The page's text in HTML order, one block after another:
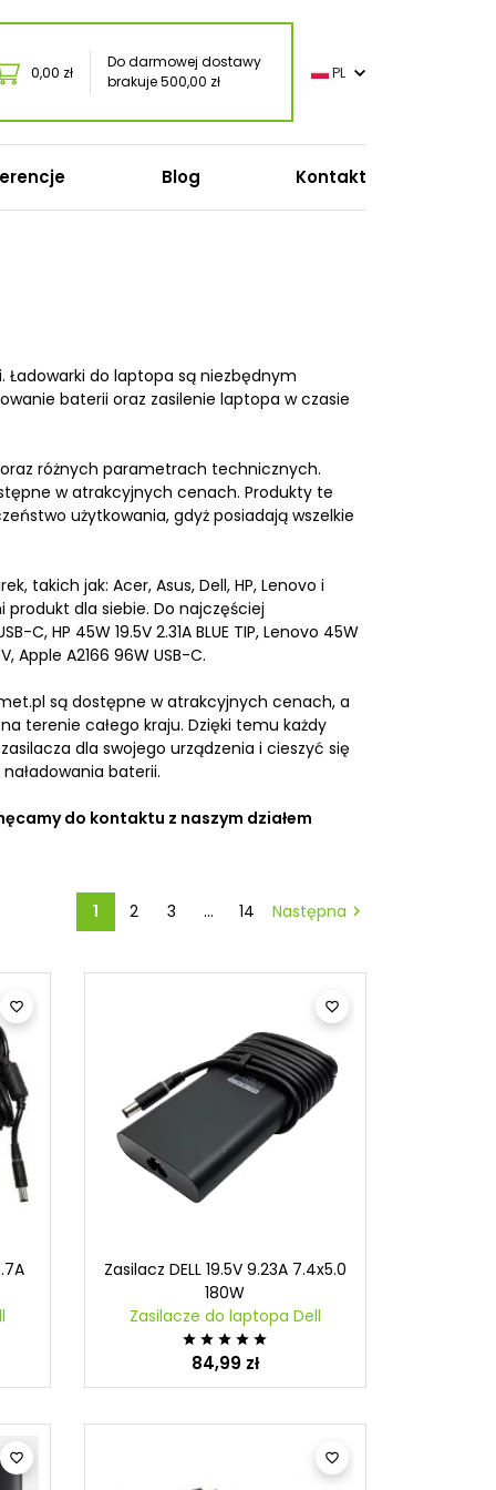
0,00 zł
Do darmowej dostawy
brakuje 500,00 zł
PL
Przejściówki / Adaptery
Adapter Displayport
Adapter HDMI
Adapter Mini Displayport
Karta sieciowa
Blog Kontakt
do laptopa są niezbędnym
baterii oraz zasilenie laptopa w czasie
różnych parametrach technicznych.
w atrakcyjnych cenach. Produkty te
użytkowania, gdyż posiadają wszelkie
takich jak: Acer, Asus, Dell, HP, Lenovo i
dla siebie. Do najczęściej
HP 45W 19.5V 2.31A BLUE TIP, Lenovo 45W
Apple A2166 96W USB-C.
są dostępne w atrakcyjnych cenach, a
terenie całego kraju. Dzięki temu każdy
dla swojego urządzenia i cieszyć się
baterii.
do kontaktu z naszym działem
1 2 3 … 14 Następna 
 
Zasilacz DELL 19.5V 9.23A 7.4x5.0
180W
Zasilacze do laptopa Dell
    
84,99 zł
 